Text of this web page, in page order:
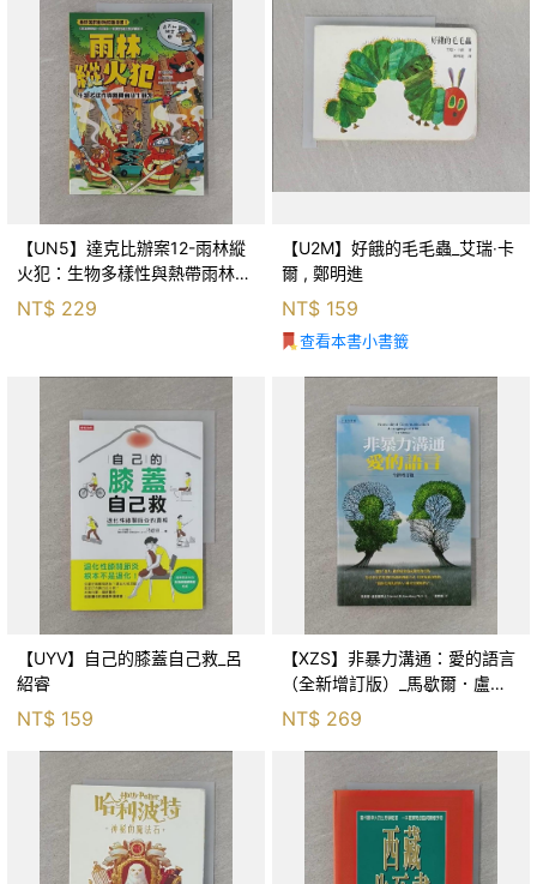
【UN5】達克比辦案12-雨林縱
火犯：生物多樣性與熱帶雨林生
態系_柯智元
NT$ 229
【U2M】好餓的毛毛蟲_艾瑞‧卡
爾 , 鄭明進
NT$ 159
查看本書小書籤
【UYV】自己的膝蓋自己救_呂
紹睿
NT$ 159
【XZS】非暴力溝通：愛的語言
（全新增訂版）_馬歇爾．盧森
堡, 蕭寶森
NT$ 269